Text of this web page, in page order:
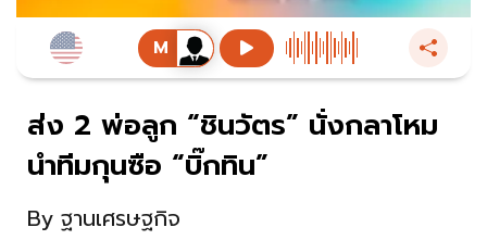
ส่ง 2 พ่อลูก “ชินวัตร” นั่งกลาโหม
นำทีมกุนซือ “บิ๊กทิน”
By ฐานเศรษฐกิจ